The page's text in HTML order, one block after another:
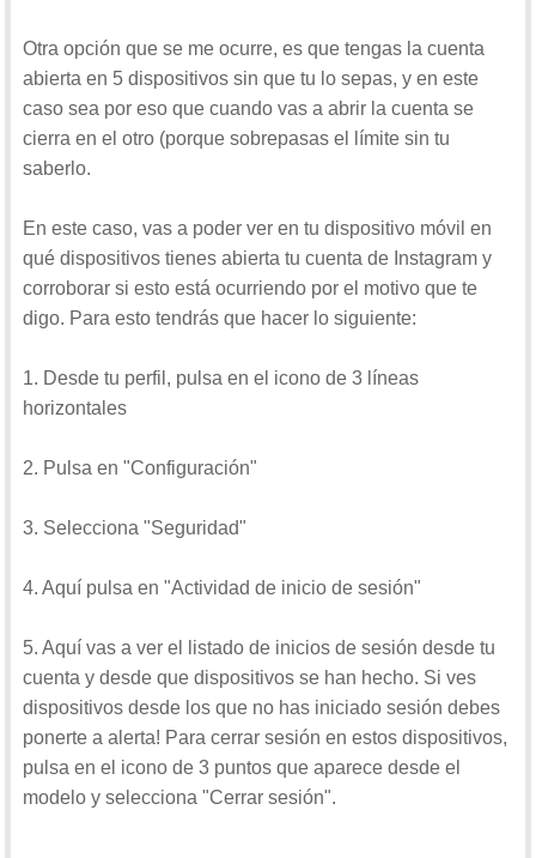
Otra opción que se me ocurre, es que tengas la cuenta
abierta en 5 dispositivos sin que tu lo sepas, y en este
caso sea por eso que cuando vas a abrir la cuenta se
cierra en el otro (porque sobrepasas el límite sin tu
saberlo.
En este caso, vas a poder ver en tu dispositivo móvil en
qué dispositivos tienes abierta tu cuenta de Instagram y
corroborar si esto está ocurriendo por el motivo que te
digo. Para esto tendrás que hacer lo siguiente:
1. Desde tu perfil, pulsa en el icono de 3 líneas
horizontales
2. Pulsa en "Configuración"
3. Selecciona "Seguridad"
4. Aquí pulsa en "Actividad de inicio de sesión"
5. Aquí vas a ver el listado de inicios de sesión desde tu
cuenta y desde que dispositivos se han hecho. Si ves
dispositivos desde los que no has iniciado sesión debes
ponerte a alerta! Para cerrar sesión en estos dispositivos,
pulsa en el icono de 3 puntos que aparece desde el
modelo y selecciona "Cerrar sesión".